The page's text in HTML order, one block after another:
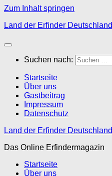
Zum Inhalt springen
Land der Erfinder Deutschland
Suchen nach:
Startseite
Über uns
Gastbeitrag
Impressum
Datenschutz
Land der Erfinder Deutschland
Das Online Erfindermagazin
Startseite
Über uns